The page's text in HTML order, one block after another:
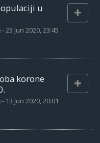
u
-23 Jun 2020, 23:45
korone
- 13 Jun 2020, 20:01